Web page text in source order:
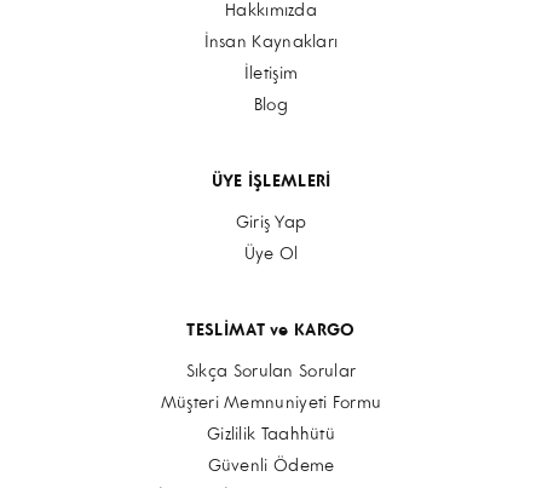
Hakkımızda
İnsan Kaynakları
İletişim
Blog
ÜYE İŞLEMLERİ
Giriş Yap
Üye Ol
TESLİMAT ve KARGO
Sıkça Sorulan Sorular
Müşteri Memnuniyeti Formu
Gizlilik Taahhütü
Güvenli Ödeme